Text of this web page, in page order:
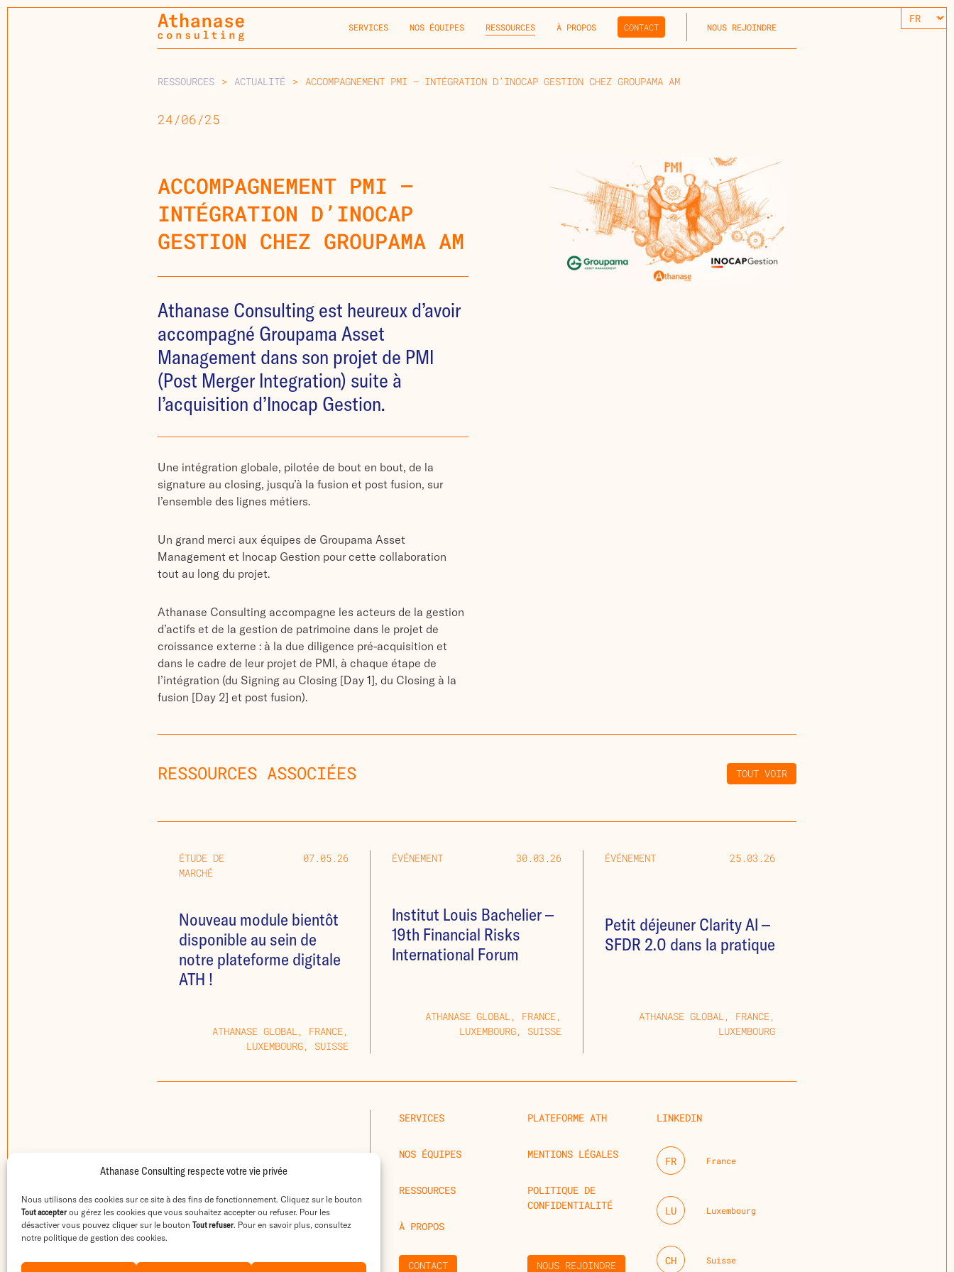
Athanase Consulting respecte votre vie privée
Nous utilisons des cookies sur ce site à des fins de fonctionnement. Cliquez sur le bouton
Tout accepter ou gérez les cookies que vous souhaitez accepter ou refuser. Pour les
désactiver vous pouvez cliquer sur le bouton Tout refuser. Pour en savoir plus, consultez
notre politique de gestion des cookies.
SERVICES NOS ÉQUIPES RESSOURCES À PROPOS CONTACT NOUS REJOINDRE
RESSOURCES > ACTUALITÉ > ACCOMPAGNEMENT PMI – INTÉGRATION D’INOCAP GESTION CHEZ GROUPAMA AM
24/06/25
ACCOMPAGNEMENT PMI –
INTÉGRATION D’INOCAP
GESTION CHEZ GROUPAMA AM
Athanase Consulting est heureux d’avoir
accompagné Groupama Asset
Management dans son projet de PMI
(Post Merger Integration) suite à
l’acquisition d’Inocap Gestion.
Une intégration globale, pilotée de bout en bout, de la
signature au closing, jusqu’à la fusion et post fusion, sur
l’ensemble des lignes métiers.
Un grand merci aux équipes de Groupama Asset
Management et Inocap Gestion pour cette collaboration
tout au long du projet.
Athanase Consulting accompagne les acteurs de la gestion
d’actifs et de la gestion de patrimoine dans le projet de
croissance externe : à la due diligence pré-acquisition et
dans le cadre de leur projet de PMI, à chaque étape de
l’intégration (du Signing au Closing [Day 1], du Closing à la
fusion [Day 2] et post fusion).
RESSOURCES ASSOCIÉES TOUT VOIR
ÉTUDE DE
MARCHÉ
07.05.26
Nouveau module bientôt
disponible au sein de
notre plateforme digitale
ATH !
ATHANASE GLOBAL, FRANCE,
LUXEMBOURG, SUISSE
ÉVÉNEMENT 30.03.26
Institut Louis Bachelier –
19th Financial Risks
International Forum
ATHANASE GLOBAL, FRANCE,
LUXEMBOURG, SUISSE
ÉVÉNEMENT 25.03.26
Petit déjeuner Clarity AI –
SFDR 2.0 dans la pratique
ATHANASE GLOBAL, FRANCE,
LUXEMBOURG
SERVICES
NOS ÉQUIPES
RESSOURCES
À PROPOS
CONTACT
PLATEFORME ATH
MENTIONS LÉGALES
POLITIQUE DE
CONFIDENTIALITÉ
NOUS REJOINDRE
LINKEDIN
FR France
LU Luxembourg
CH Suisse